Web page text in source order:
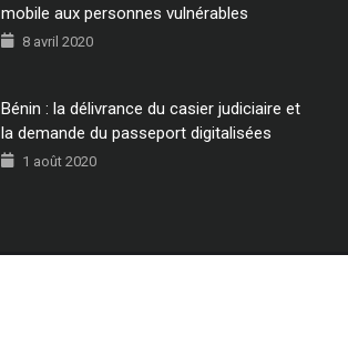
mobile aux personnes vulnérables
8 avril 2020
Bénin : la délivrance du casier judiciaire et
la demande du passeport digitalisées
1 août 2020